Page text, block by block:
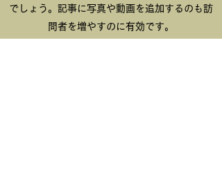
でしょう。記事に写真や動画を追加するのも訪
問者を増やすのに有効です。